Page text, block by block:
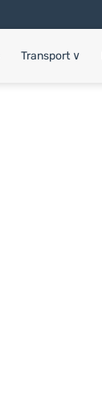
Transport ∨